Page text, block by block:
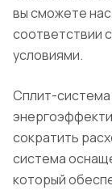
вы сможете
соответствии
условиями.
Сплит-
сократить
система
который